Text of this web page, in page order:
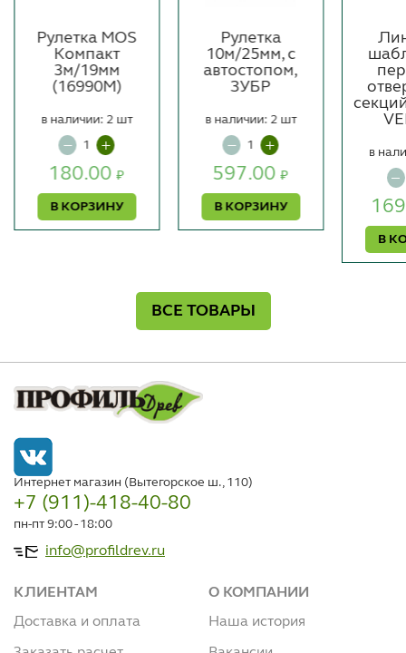
Рулетка MOS
Компакт
3м/19мм
(16990М)
180.00₽
В КОРЗИНУ
в наличии: 2 шт
Рулетка
10м/25мм, с
автостопом,
ЗУБР
597.00₽
В КОРЗИНУ
в наличии: 2 шт
В
в
ВСЕ ТОВАРЫ
Интернет магазин (Вытегорское ш., 110)
+7 (911)-418-40-80
пн-пт 9:00 - 18:00
info@profildrev.ru
КЛИЕНТАМ
Доставка и оплата
О КОМПАНИИ
Наша история